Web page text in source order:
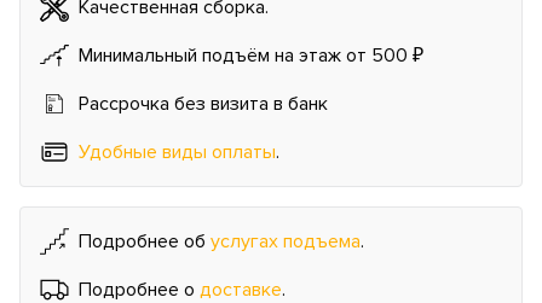
Качественная сборка.
Минимальный подъём на этаж от 500 ₽
Рассрочка без визита в банк
Удобные виды оплаты.
Подробнее об услугах подъема.
Подробнее о доставке.